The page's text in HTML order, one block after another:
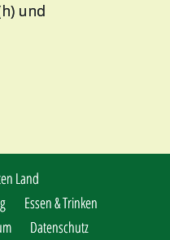
und
Land
Essen & Trinken
Datenschutz